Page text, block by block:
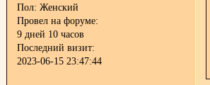
Пол: Женский
Провел на форуме:
9 дней 10 часов
Последний визит:
2023-06-15 23:47:44